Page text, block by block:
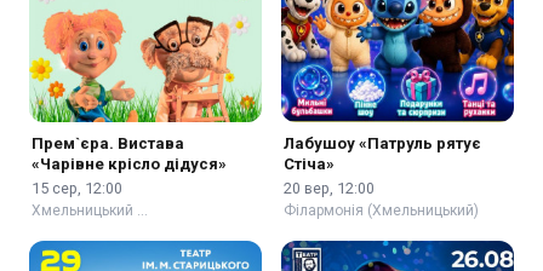
Прем`єра. Вистава
«Чарівне крісло дідуся»
15 сер, 12:00
Хмельницький …
Лабушоу «Патруль рятує
Стіча»
20 вер, 12:00
Філармонія (Хмельницький)